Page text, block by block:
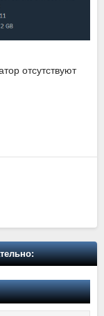
отсутствуют